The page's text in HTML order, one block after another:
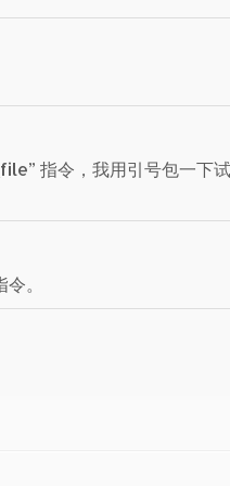
指令，我用引号包一下
。